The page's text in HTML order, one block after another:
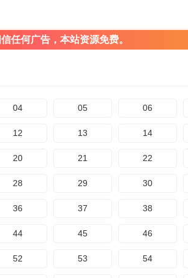
任何广告，本站资源免费。
04 05 06
12 13 14
20 21 22
28 29 30
36 37 38
44 45 46
52 53 54